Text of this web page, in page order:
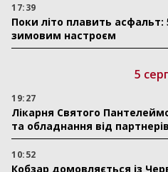
17:39
Поки літо плавить асфальт:
зимовим настроєм
5
19:27
Лікарня Святого
та обладнання від
10:52
Кобзар домовляється із